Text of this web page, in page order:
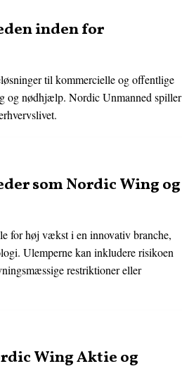
inden for
til kommercielle og offentlige
og nødhjælp. Nordic Unmanned spiller
som Nordic Wing og
for høj vækst i en innovativ branche,
Ulemperne kan inkludere risikoen
restriktioner eller
Wing Aktie og